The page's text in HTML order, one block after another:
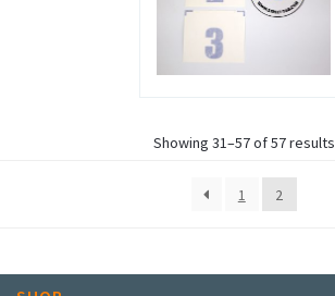
Showing 31–57 of 57 results
1 2